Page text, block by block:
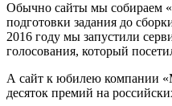
Обычно сайты мы собираем
подготовки задания до
2016 году мы запустили
голосования, который
А сайт к юбилею компании
десяток премий на